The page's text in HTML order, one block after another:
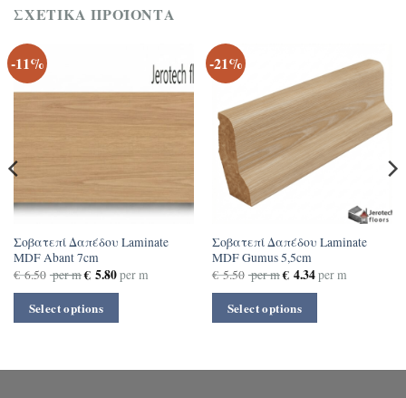
ΣΧΕΤΙΚΆ ΠΡΟΪΌΝΤΑ
-11%
Σοβατεπί Δαπέδου Laminate
MDF Abant 7cm
€6.50 per m€5.80per m
Select options
-21%
Σοβατεπί Δαπέδου Laminate
MDF Gumus 5,5cm
€5.50 per m€4.34per m
Select options